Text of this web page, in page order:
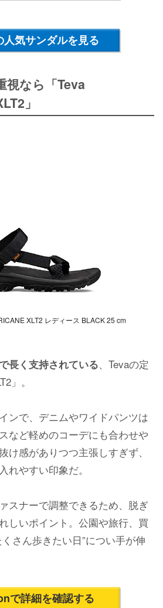
人気サンダルを見る
視なら「Teva
」
XLT2 レディース BLACK 25 cm
長く支持されている、Tevaの定
」。
ンで、デニムやワイドパンツは
など軽めのコーデにも合わせ
け感がありつつ主張しすぎず、
れやすい印象だ。
スナーで調整できるため、脱ぎ
しいポイント。公園や旅行、買
さん歩きたい日”につい手が伸
で詳細を確認する